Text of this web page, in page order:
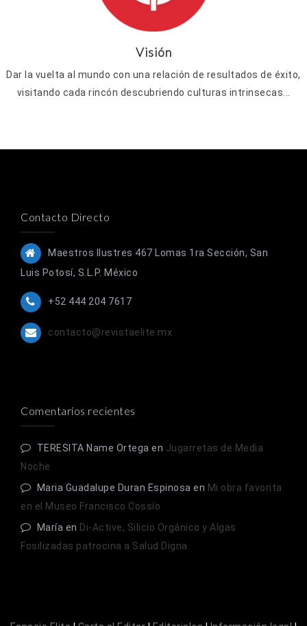
Visión
Dar la vuelta al mundo con una relación de resultados de éxito,
visitando cada rincón descubriendo culturas intrinsecas...
Contacto Directo
Maestros Ilustres 467 Lomas 1ra Sección, San
Luis Potosí, S.L.P. México
+52 444 204 7617
contacto@revistaelite.mx
Comentarios recientes
TERESITA Name Ortega en Jugarretas de Media
Noche
Maria Guadalupe Duran Espinosa en Mi obra favorita
en el Museo Francisco Cossío
María en Di-Active, Silicio Orgánico y Algas
Fosilizadas patrocina a Salud Digna